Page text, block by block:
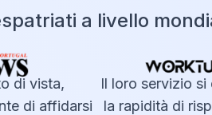
a livello
di vista,
di affidarsi
Il loro servizio si
la rapidità di